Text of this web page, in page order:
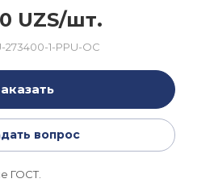
UZS/шт.
273400-1-PPU-OC
вопрос
ГОСТ.